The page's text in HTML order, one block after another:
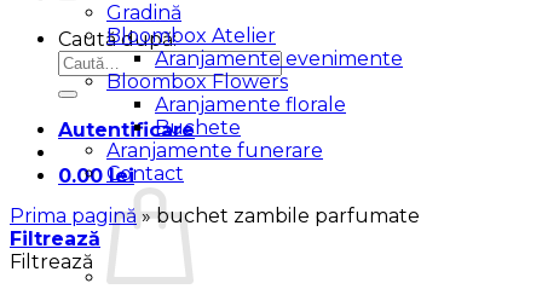
Caută după:
Autentificare
0.00lei
Gradină
Bloombox Atelier
Aranjamente evenimente
Bloombox Flowers
Aranjamente florale
Buchete
Aranjamente funerare
Contact
Prima pagină » buchet zambile parfumate
Filtrează
Filtrează